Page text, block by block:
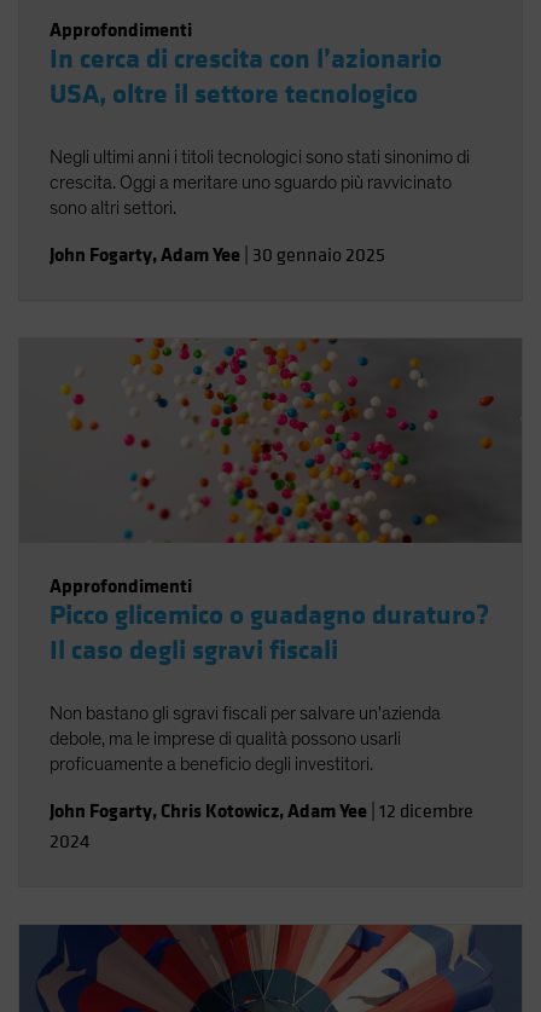
Approfondimenti
In cerca di crescita con l’azionario
USA, oltre il settore tecnologico
Negli ultimi anni i titoli tecnologici sono stati sinonimo di
crescita. Oggi a meritare uno sguardo più ravvicinato
sono altri settori.
John Fogarty,Adam Yee 30 gennaio 2025
Approfondimenti
Picco glicemico o guadagno duraturo?
Il caso degli sgravi fiscali
Non bastano gli sgravi fiscali per salvare un'azienda
debole, ma le imprese di qualità possono usarli
proficuamente a beneficio degli investitori.
John Fogarty, Chris Kotowicz,Adam Yee 12 dicembre
2024